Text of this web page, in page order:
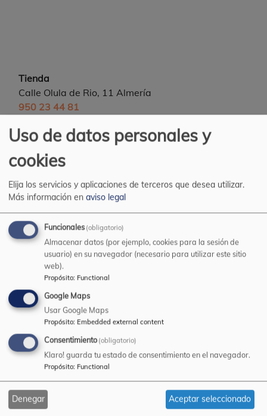
Tienda
Calle Olula de Rio, 11 Almería
950 23 44 81
Almacén
Pol. Ind. Sector 20 (Puche) Nave 54
Pedidos por Whatsapp
Email
Informacion web
Su nombre
Su dirección de correo electrónico
Asunto
Uso de datos personales y
cookies
Elija los servicios y aplicaciones de terceros que desea utilizar.
Más información en aviso legal
Funcionales (obligatorio)
Almacenar datos (por ejemplo, cookies para la sesión de
usuario) en su navegador (necesario para utilizar este sitio
web).
Propósito: Functional
Google Maps
Usar Google Maps
Propósito: Embedded external content
Consentimiento (obligatorio)
Klaro! guarda tu estado de consentimiento en el navegador.
Propósito: Functional
Denegar Aceptar seleccionado